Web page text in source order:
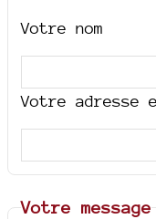
Votre nom
Votre adresse
Votre message